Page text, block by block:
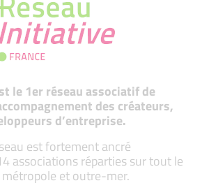
le 1er réseau associatif de
des créateurs,
d’entreprise.
est fortement ancré
associations réparties sur tout le
et outre-mer.